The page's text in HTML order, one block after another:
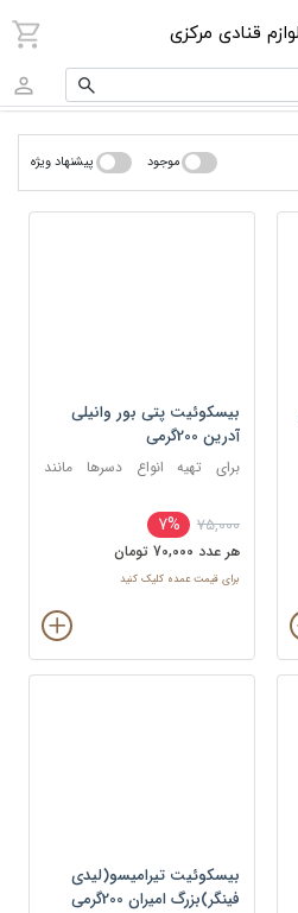
لوازم قنادی مرکزی
موجود پیشنهاد ویژه
بیسکوئیت پتی بور وانیلی
آدرین 200گرمی
برای تهیه انواع دسرها مانند
یخچالی
75,000
7%
هر عدد 70,000 تومان
برای قیمت عمده کلیک کنید
بیسکوئیت تیرامیسو(لیدی
فینگر)بزرگ امیران 200گرمی